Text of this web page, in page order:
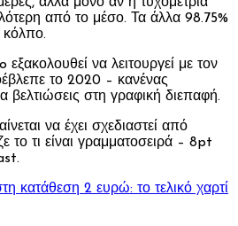
από το μέσο. Τα άλλα 98.75%
κόλπο.
να λειτουργεί με τον
το 2020 – κανένας
βελτιώσεις στη γραφική διεπαφή.
να έχει σχεδιαστεί από
το τι είναι γραμματοσειρά – 8pt
κατάθεση 2 ευρώ: το τελικό χαρτί